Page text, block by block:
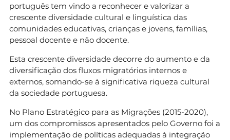
português tem vindo a reconhecer e valorizar a
crescente diversidade cultural e linguística das
comunidades educativas, crianças e jovens, famílias,
pessoal docente e não docente.
Esta crescente diversidade decorre do aumento e da
diversificação dos fluxos migratórios internos e
externos, somando-se à significativa riqueza cultural
da sociedade portuguesa.
No Plano Estratégico para as Migrações (2015-2020),
um dos compromissos apresentados pelo Governo foi a
implementação de políticas adequadas à integração